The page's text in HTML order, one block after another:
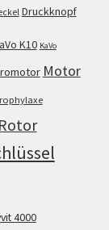
Druckknopf
K10 KaVo
Motor
Rotor
4000